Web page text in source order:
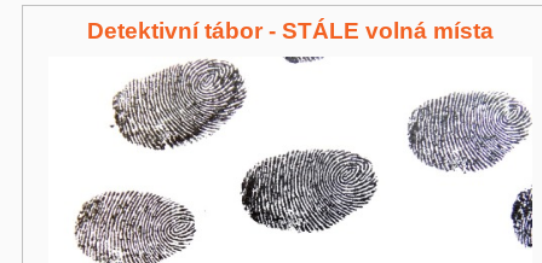
Detektivní tábor - STÁLE volná místa